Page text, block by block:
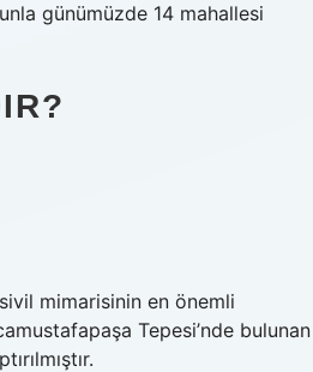
günümüzde 14 mahallesi
mimarisinin en önemli
Tepesi’nde bulunan